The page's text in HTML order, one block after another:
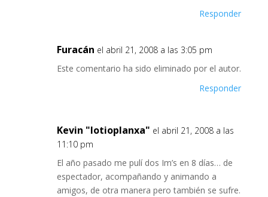
Responder
Furacán el abril 21, 2008 a las 3:05 pm
Este comentario ha sido eliminado por el autor.
Responder
Kevin "lotioplanxa" el abril 21, 2008 a las
11:10 pm
El año pasado me pulí dos Im’s en 8 días… de
espectador, acompañando y animando a
amigos, de otra manera pero también se sufre.